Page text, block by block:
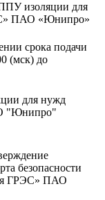
изоляции для
ПАО «Юнипро»
срока подачи
(мск) до
для нужд
"Юнипро"
безопасности
ГРЭС» ПАО